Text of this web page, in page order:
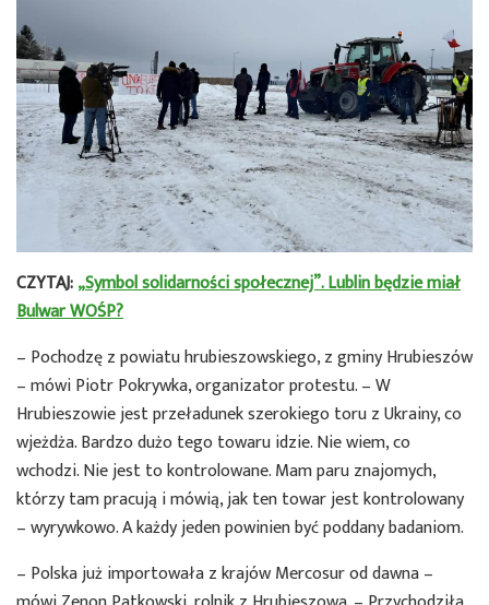
CZYTAJ:„Symbol solidarności społecznej”. Lublin będzie miał
Bulwar WOŚP?
– Pochodzę z powiatu hrubieszowskiego, z gminy Hrubieszów
– mówi Piotr Pokrywka, organizator protestu. – W
Hrubieszowie jest przeładunek szerokiego toru z Ukrainy, co
wjeżdża. Bardzo dużo tego towaru idzie. Nie wiem, co
wchodzi. Nie jest to kontrolowane. Mam paru znajomych,
którzy tam pracują i mówią, jak ten towar jest kontrolowany
– wyrywkowo. A każdy jeden powinien być poddany badaniom.
– Polska już importowała z krajów Mercosur od dawna –